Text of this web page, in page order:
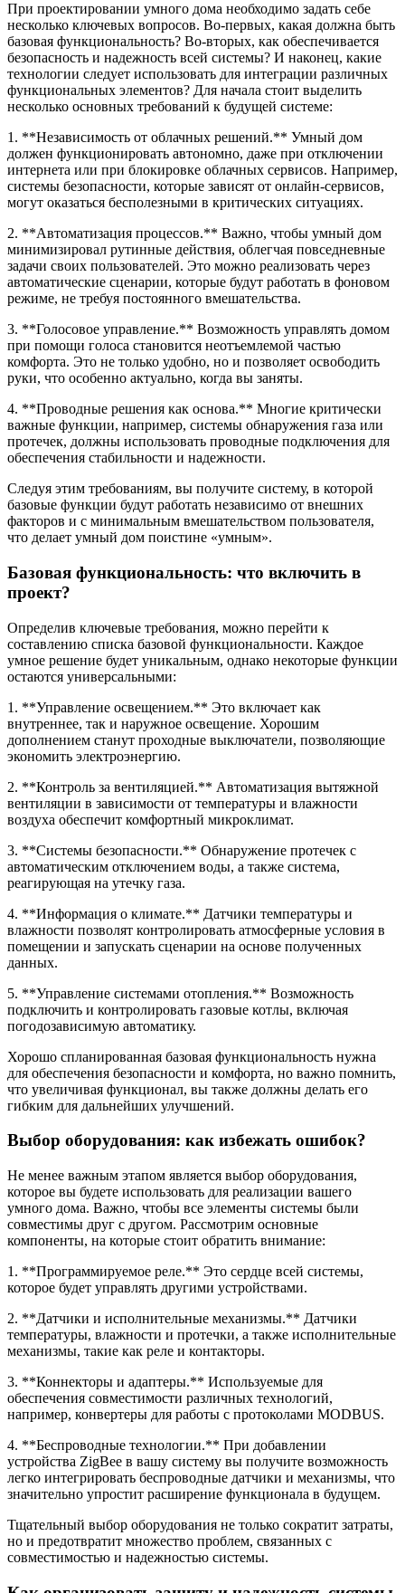
При проектировании умного дома необходимо задать себе
несколько ключевых вопросов. Во-первых, какая должна быть
базовая функциональность? Во-вторых, как обеспечивается
безопасность и надежность всей системы? И наконец, какие
технологии следует использовать для интеграции различных
функциональных элементов? Для начала стоит выделить
несколько основных требований к будущей системе:
1. **Независимость от облачных решений.** Умный дом
должен функционировать автономно, даже при отключении
интернета или при блокировке облачных сервисов. Например,
системы безопасности, которые зависят от онлайн-сервисов,
могут оказаться бесполезными в критических ситуациях.
2. **Автоматизация процессов.** Важно, чтобы умный дом
минимизировал рутинные действия, облегчая повседневные
задачи своих пользователей. Это можно реализовать через
автоматические сценарии, которые будут работать в фоновом
режиме, не требуя постоянного вмешательства.
3. **Голосовое управление.** Возможность управлять домом
при помощи голоса становится неотъемлемой частью
комфорта. Это не только удобно, но и позволяет освободить
руки, что особенно актуально, когда вы заняты.
4. **Проводные решения как основа.** Многие критически
важные функции, например, системы обнаружения газа или
протечек, должны использовать проводные подключения для
обеспечения стабильности и надежности.
Следуя этим требованиям, вы получите систему, в которой
базовые функции будут работать независимо от внешних
факторов и с минимальным вмешательством пользователя,
что делает умный дом поистине «умным».
Базовая функциональность: что включить в
проект?
Определив ключевые требования, можно перейти к
составлению списка базовой функциональности. Каждое
умное решение будет уникальным, однако некоторые функции
остаются универсальными:
1. **Управление освещением.** Это включает как
внутреннее, так и наружное освещение. Хорошим
дополнением станут проходные выключатели, позволяющие
экономить электроэнергию.
2. **Контроль за вентиляцией.** Автоматизация вытяжной
вентиляции в зависимости от температуры и влажности
воздуха обеспечит комфортный микроклимат.
3. **Системы безопасности.** Обнаружение протечек с
автоматическим отключением воды, а также система,
реагирующая на утечку газа.
4. **Информация о климате.** Датчики температуры и
влажности позволят контролировать атмосферные условия в
помещении и запускать сценарии на основе полученных
данных.
5. **Управление системами отопления.** Возможность
подключить и контролировать газовые котлы, включая
погодозависимую автоматику.
Хорошо спланированная базовая функциональность нужна
для обеспечения безопасности и комфорта, но важно помнить,
что увеличивая функционал, вы также должны делать его
гибким для дальнейших улучшений.
Выбор оборудования: как избежать ошибок?
Не менее важным этапом является выбор оборудования,
которое вы будете использовать для реализации вашего
умного дома. Важно, чтобы все элементы системы были
совместимы друг с другом. Рассмотрим основные
компоненты, на которые стоит обратить внимание:
1. **Программируемое реле.** Это сердце всей системы,
которое будет управлять другими устройствами.
2. **Датчики и исполнительные механизмы.** Датчики
температуры, влажности и протечки, а также исполнительные
механизмы, такие как реле и контакторы.
3. **Коннекторы и адаптеры.** Используемые для
обеспечения совместимости различных технологий,
например, конвертеры для работы с протоколами MODBUS.
4. **Беспроводные технологии.** При добавлении
устройства ZigBee в вашу систему вы получите возможность
легко интегрировать беспроводные датчики и механизмы, что
значительно упростит расширение функционала в будущем.
Тщательный выбор оборудования не только сократит затраты,
но и предотвратит множество проблем, связанных с
совместимостью и надежностью системы.